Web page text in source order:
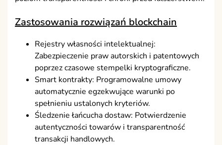
Zastosowania rozwiązań blockchain
Rejestry własności intelektualnej:
Zabezpieczenie praw autorskich i patentowych
poprzez czasowe stempelki kryptograficzne.
Smart kontrakty: Programowalne umowy
automatycznie egzekwujące warunki po
spełnieniu ustalonych kryteriów.
Śledzenie łańcucha dostaw: Potwierdzenie
autentyczności towarów i transparentność
transakcji handlowych.